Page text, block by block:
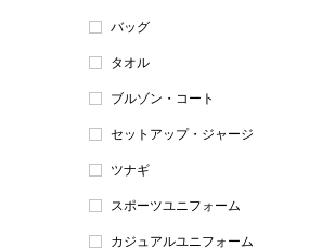
バッグ
タオル
ブルゾン・コート
セットアップ・ジャージ
ツナギ
スポーツユニフォーム
カジュアルユニフォーム